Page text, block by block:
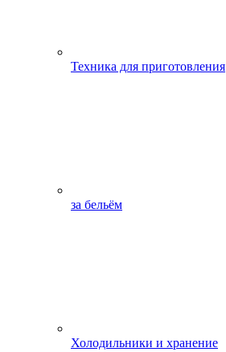
Техника для приготовления
за бельём
Холодильники и хранение